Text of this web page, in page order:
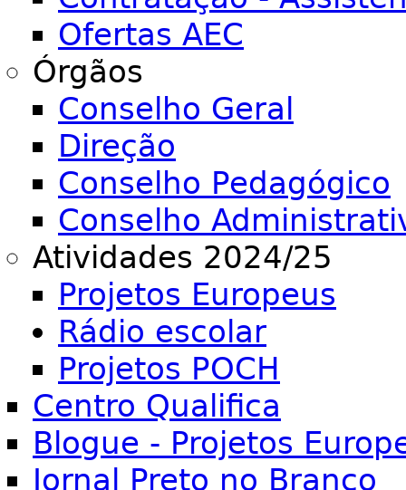
Ofertas AEC
Órgãos
Conselho Geral
Direção
Conselho Pedagógico
Conselho
Atividades 2024/25
Projetos Europeus
Rádio escolar
Projetos POCH
Centro Qualifica
Blogue - Projetos
Jornal Preto no Branco